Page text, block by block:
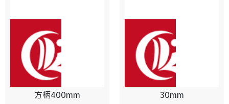
方柄400mm 30mm